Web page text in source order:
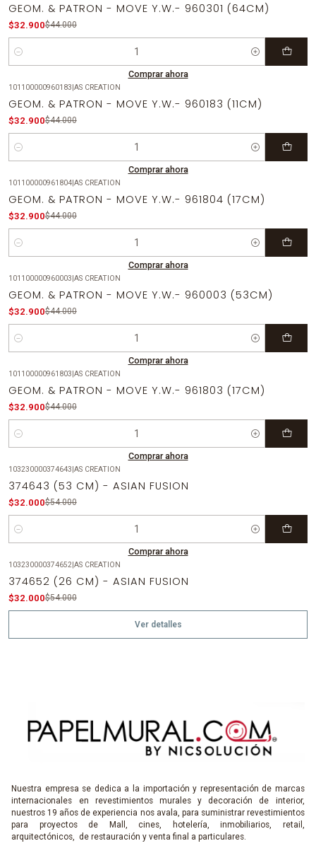
GEOM. & PATRON - MOVE Y.W.- 960301 (64CM)
$32.900$44.000
Cantidad
Comprar ahora
101100000960183 AS CREATION
GEOM. & PATRON - MOVE Y.W.- 960183 (11CM)
$32.900$44.000
Cantidad
Comprar ahora
101100000961804| AS CREATION
GEOM. & PATRON - MOVE Y.W.- 961804 (17CM)
$32.900$44.000
Cantidad
Comprar ahora
101100000960003 AS CREATION
GEOM. & PATRON - MOVE Y.W.- 960003 (53CM)
$32.900$44.000
Cantidad
Comprar ahora
101100000961803 AS CREATION
GEOM. & PATRON - MOVE Y.W.- 961803 (17CM)
$32.900$44.000
Cantidad
Comprar ahora
-41% OFF
103230000374643 AS CREATION
374643 (53 CM) - ASIAN FUSION
$32.000$54.000
Cantidad
Comprar ahora
-41%
OFF
Agotado
103230000374652| AS CREATION
374652 (26 CM) - ASIAN FUSION
$32.000$54.000
Ver detalles
Nuestra empresa se dedica a la importación y representación de marcas
internacionales en revestimientos murales y decoración de interior,
nuestros 19 años de experiencia nos avala, para suministrar revestimientos
para proyectos de Mall, cines, hotelería, inmobiliarios, retail,
arquitectónicos, de restauración y venta final a particulares.